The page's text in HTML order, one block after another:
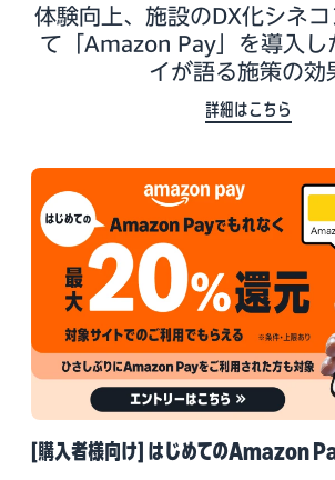
体験向上、施設のDX化シネ
て「Amazon Pay」を導入し
イが語る施策の効
詳細はこちら
[購入者様向け] はじめてのAmazon